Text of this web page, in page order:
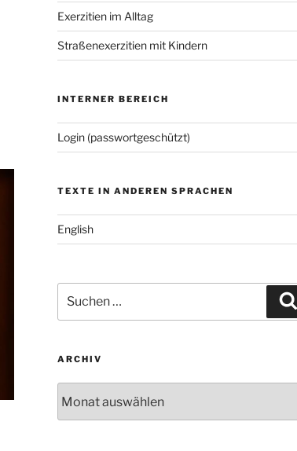
Exerzitien im Alltag
Straßenexerzitien mit Kindern
INTERNER BEREICH
Login (passwortgeschützt)
TEXTE IN ANDEREN SPRACHEN
English
nach:
ARCHIV